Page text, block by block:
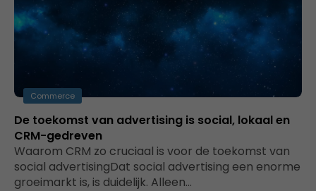
Commerce
De toekomst van advertising is social, lokaal en
CRM-gedreven
Waarom CRM zo cruciaal is voor de toekomst van
social advertisingDat social advertising een enorme
groeimarkt is, is duidelijk. Alleen…